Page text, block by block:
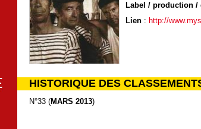
Label / production
Lien: http://
HISTORIQUE DES
N°33 (MARS 2013)